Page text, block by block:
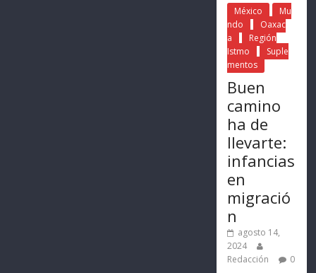
México
Mu
ndo
Oaxac
a
Región
Istmo
Suple
mentos
Buen
camino
ha de
llevarte:
infancias
en
migració
n
agosto 14,
2024
Redacción
0